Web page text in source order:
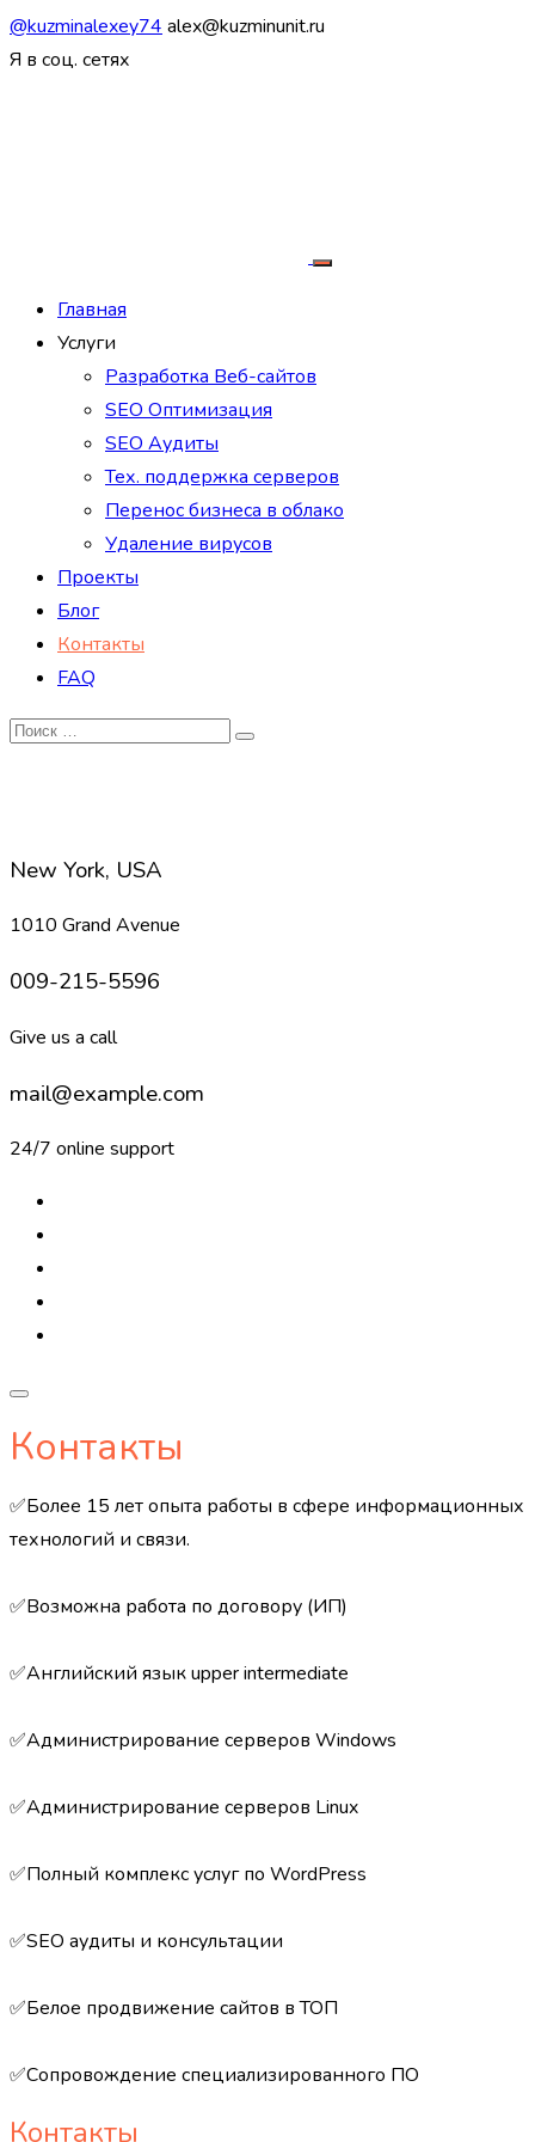
@kuzminalexey74 alex@kuzminunit.ru
Я в соц. сетях
Главная
Услуги
Разработка Веб-сайтов
SEO Оптимизация
SEO Аудиты
Тех. поддержка серверов
Перенос бизнеса в облако
Удаление вирусов
Проекты
Блог
Контакты
FAQ
New York, USA
1010 Grand Avenue
009-215-5596
Give us a call
mail@example.com
24/7 online support
Контакты
✅Более 15 лет опыта работы в сфере информационных
технологий и связи.
✅Возможна работа по договору (ИП)
✅Английский язык upper intermediate
✅Администрирование серверов Windows
✅Администрирование серверов Linux
✅Полный комплекс услуг по WordPress
✅SEO аудиты и консультации
✅Белое продвижение сайтов в ТОП
✅Сопровождение специализированного ПО
Контакты